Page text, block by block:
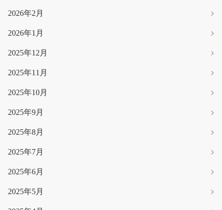
2026年2月
2026年1月
2025年12月
2025年11月
2025年10月
2025年9月
2025年8月
2025年7月
2025年6月
2025年5月